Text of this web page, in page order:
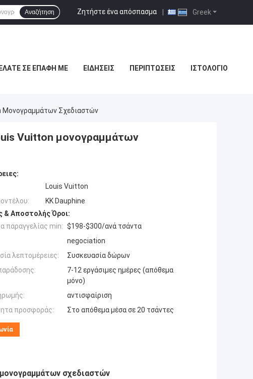
Greek
Ζητήστε ένα απόσπασμα |
Αναζήτηση
ΣΕ ΕΠΑΦΉ ΜΕ ΕΙΔΉΣΕΙΣ ΠΕΡΙΠΤΏΣΕΙΣ ΙΣΤΟΛΌΓΙΟ
Σχεδιαστών
Vuitton μονογραμμάτων
Louis Vuitton
ΚΚ Dauphine
& Αποστολής Όροι:
παραγγελίας min: $198-$300/ανά τσάντα
negociation
λεπτομέρειες:
Συσκευασία δώρων
7-12 εργάσιμες ημέρες (απόθεμα
μόνο)
αντισφαίριση
προσφοράς:
Στο απόθεμα μέσα σε 20 τσάντες
σχεδιαστών